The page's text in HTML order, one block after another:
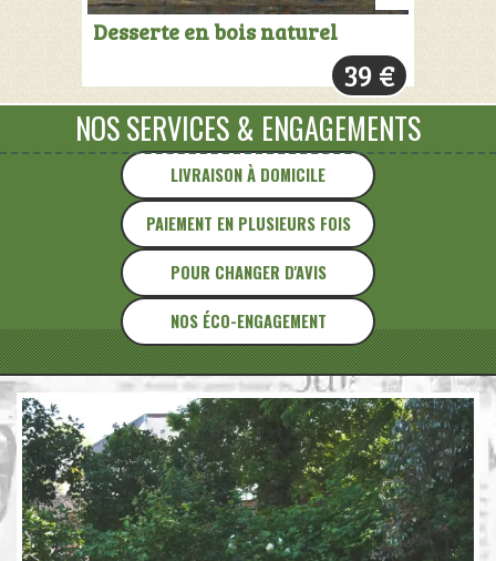
PANIER
Desserte en bois naturel
39 €
LIVRAISON À DOMICILE
PAIEMENT EN PLUSIEURS FOIS
NOS SERVICES & ENGAGEMENTS
POUR CHANGER D'AVIS
NOS ÉCO-ENGAGEMENT